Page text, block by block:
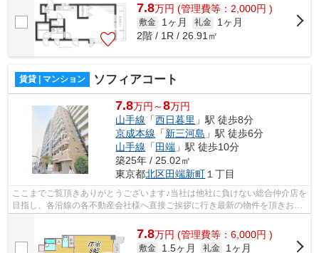
7.8万円 (管理費等：2,000円 )
敷金 1ヶ月 礼金
1ヶ月
2階 / 1R / 26.91㎡
賃貸 | マンション ソフィアコート
7.8万円～8万円
山手線 「西日暮里 」駅 徒歩8分
京成本線 「新三河島 」駅 徒歩6分
山手線 「 田端 」駅 徒歩10分
築25年 / 25.02㎡
東京都北区田端新町 １丁目
ここまでご覧頂きありがとうございます♪当社は他社に負けない総合仲介店を
目指し、各沿線の各不動産会社様へ直接ご挨拶に行き最新の物件を頂きお客
様へ提供しております！最新の情報は...
7.8万円 (管理費等：6,000円 )
敷金 1.5ヶ月 礼金
1ヶ月